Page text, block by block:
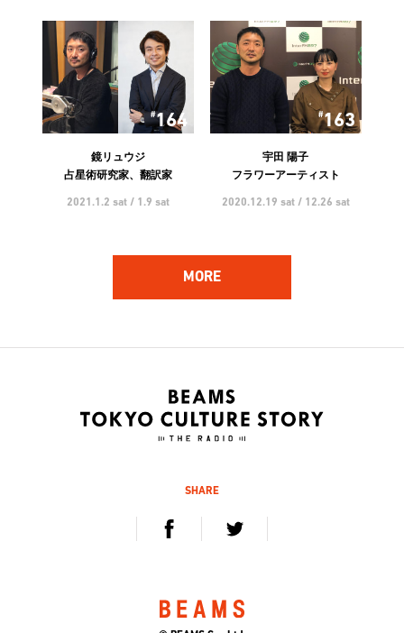
164
鏡リュウジ
占星術研究家、翻訳家
2021.1.2 sat / 1.9 sat
163
宇田 陽子
フラワーアーティスト
2020.12.19 sat / 12.26 sat
2020.12.5 sat / 12.12 sat
2020.11.21 sat / 11.28 sat
キーボーディスト、プロデュ
デジタルハリウッド大学 学
MORE
SHARE